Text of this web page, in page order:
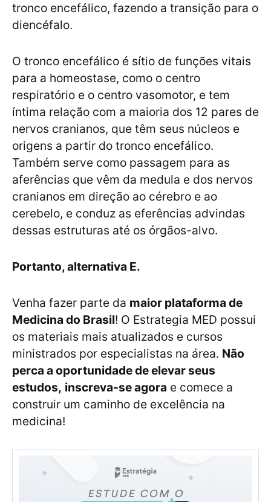
tronco encefálico, fazendo a transição para o
diencéfalo.
O tronco encefálico é sítio de funções vitais
para a homeostase, como o centro
respiratório e o centro vasomotor, e tem
íntima relação com a maioria dos 12 pares de
nervos cranianos, que têm seus núcleos e
origens a partir do tronco encefálico.
Também serve como passagem para as
aferências que vêm da medula e dos nervos
cranianos em direção ao cérebro e ao
cerebelo, e conduz as eferências advindas
dessas estruturas até os órgãos-alvo.
Portanto, alternativa E.
Venha fazer parte da maior plataforma de
Medicina do Brasil! O Estrategia MED possui
os materiais mais atualizados e cursos
ministrados por especialistas na área. Não
perca a oportunidade de elevar seus
estudos, inscreva-se agora e comece a
construir um caminho de excelência na
medicina!